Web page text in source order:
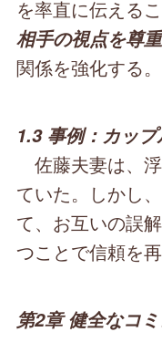
を率直に伝える
相手の視点を尊
関係を強化する。
1.3 事例：カッ
佐藤夫妻は、
ていた。しかし
て、お互いの誤
つことで信頼を再
第2章 健全なコ